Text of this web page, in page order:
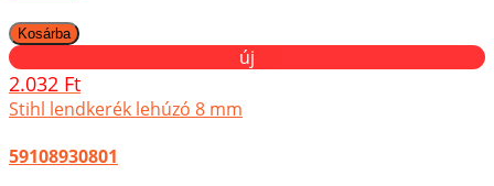
új
2.032 Ft
Stihl lendkerék lehúzó 8 mm
59108930801